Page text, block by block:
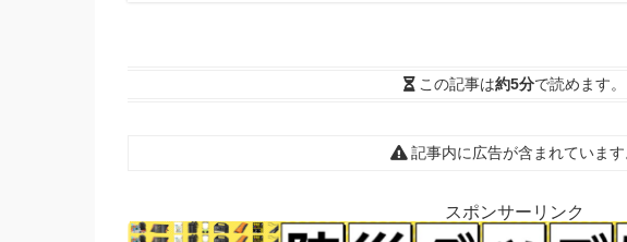
この記事は約5分で読めます。
記事内に広告が含まれています
スポンサーリンク